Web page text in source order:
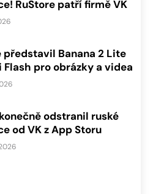
RuStore patří firmě VK
představil Banana 2 Lite
Flash pro obrázky a videa
odstranil ruské
od VK z App Storu